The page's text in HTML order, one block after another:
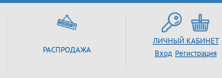
РАСПРОДАЖА
ЛИЧНЫЙ КАБИНЕТ
Вход Регистрация